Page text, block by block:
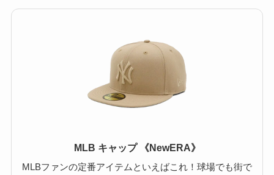
MLB キャップ 《NewERA》
MLBファンの定番アイテムといえばこれ！球場でも街で